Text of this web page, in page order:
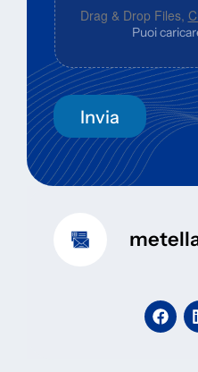
Drag & Drop Files,
Puoi
Invia